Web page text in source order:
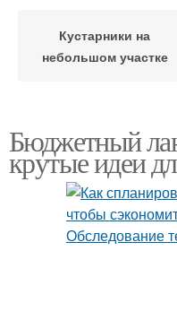
Кустарники на
небольшом участке
Имущество на участке
Отдых на открытом
Бюджетный
крутые идеи